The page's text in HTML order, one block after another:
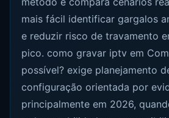
mais fácil identificar gargalos
e reduzir risco de travamento
pico. como gravar iptv em
possível? exige planejamento
configuração orientada por
principalmente em 2026,